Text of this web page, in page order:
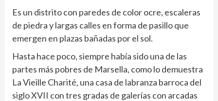
Es un distrito con paredes de color ocre, escaleras
de piedra y largas calles en forma de pasillo que
emergen en plazas bañadas por el sol.
Hasta hace poco, siempre había sido una de las
partes más pobres de Marsella, como lo demuestra
La Vieille Charité, una casa de labranza barroca del
siglo XVII con tres gradas de galerías con arcadas